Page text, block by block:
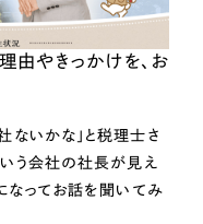
由やきっかけを、お
ないかな」と税理士さ
いう会社の社長が見え
なってお話を聞いてみ